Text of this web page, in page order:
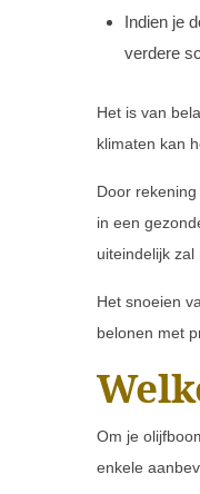
Indien je
verdere
Het is van
klimaten kan
Door
in een
uiteindelijk
Het snoeien
belonen met
Om je
enkele